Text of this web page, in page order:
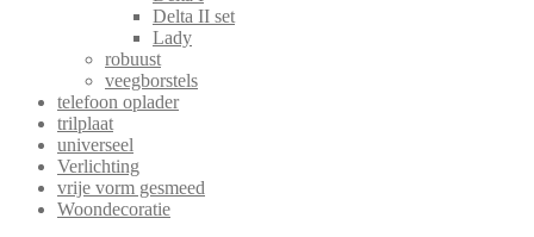
Delta II set
Lady
robuust
veegborstels
telefoon oplader
trilplaat
universeel
Verlichting
vrije vorm gesmeed
Woondecoratie